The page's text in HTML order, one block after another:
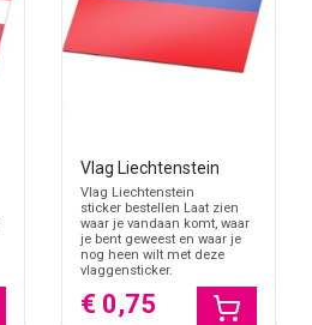
Vlag Liechtenstein
Vlag Liechtenstein
sticker bestellen Laat zien
waar je vandaan komt, waar
je bent geweest en waar je
nog heen wilt met deze
vlaggensticker.
€ 0,75